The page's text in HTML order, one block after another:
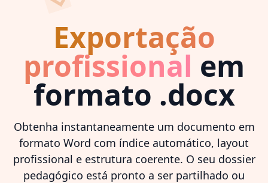
Exportação
profissional em
formato .docx
Obtenha instantaneamente um documento em
formato Word com índice automático, layout
profissional e estrutura coerente. O seu dossier
pedagógico está pronto a ser partilhado ou